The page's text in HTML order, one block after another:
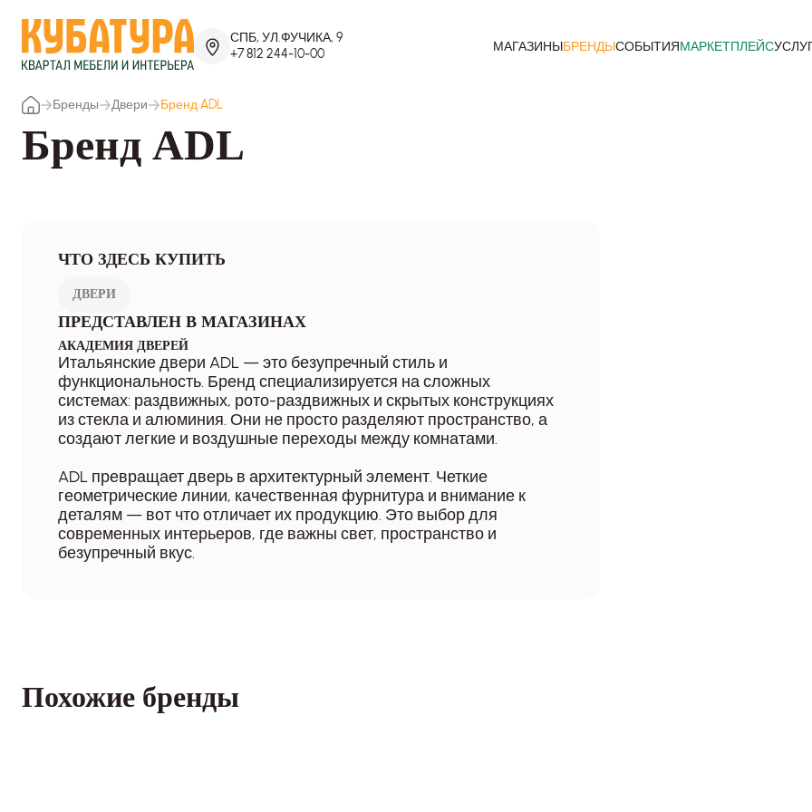
СПБ, УЛ.ФУЧИКА, 9
+7 812 244-10-00
МАГАЗИНЫБРЕНДЫСОБЫТИЯМАРКЕТПЛЕЙС
Бренды Двери Бренд ADL
Бренд ADL
ЧТО ЗДЕСЬ КУПИТЬ
ДВЕРИ
ПРЕДСТАВЛЕН В МАГАЗИНАХ
АКАДЕМИЯ ДВЕРЕЙ
Итальянские двери ADL — это безупречный стиль и
функциональность. Бренд специализируется на сложных
системах: раздвижных, рото-раздвижных и скрытых конструкциях
из стекла и алюминия. Они не просто разделяют пространство, а
создают легкие и воздушные переходы между комнатами.
ADL превращает дверь в архитектурный элемент. Четкие
геометрические линии, качественная фурнитура и внимание к
деталям — вот что отличает их продукцию. Это выбор для
современных интерьеров, где важны свет, пространство и
безупречный вкус.
Похожие бренды